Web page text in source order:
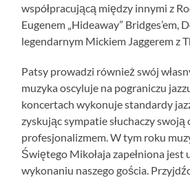
współpracującą między innymi z
Eugenem „Hideaway” Bridges’em,
legendarnym Mickiem Jaggerem z
Patsy prowadzi również swój
muzyka oscyluje na pograniczu
koncertach wykonuje standardy
zyskując sympatie słuchaczy swoją
profesjonalizmem. W tym roku
Świętego Mikołaja zapełniona jest
wykonaniu naszego gościa.